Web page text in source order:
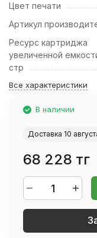
Цвет печати
Артикул
Ресурс картриджа
увеличенной
стр
Все характеристики
В наличии
Доставка 10
68 228 тг